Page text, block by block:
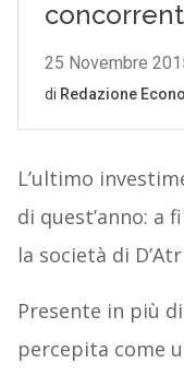
L’ultimo
di quest’anno: a
la società di
Presente in più
percepita come